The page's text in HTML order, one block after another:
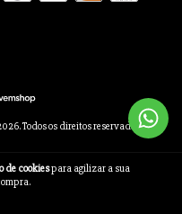
de cookiespara agilizar a sua
Todos os direitos reservados.